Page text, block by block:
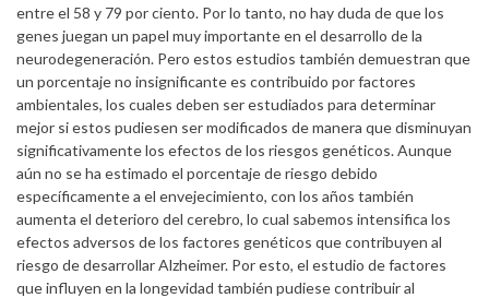
entre el 58 y 79 por ciento. Por lo tanto, no hay duda de que los
genes juegan un papel muy importante en el desarrollo de la
neurodegeneración. Pero estos estudios también demuestran que
un porcentaje no insignificante es contribuido por factores
ambientales, los cuales deben ser estudiados para determinar
mejor si estos pudiesen ser modificados de manera que disminuyan
significativamente los efectos de los riesgos genéticos. Aunque
aún no se ha estimado el porcentaje de riesgo debido
específicamente a el envejecimiento, con los años también
aumenta el deterioro del cerebro, lo cual sabemos intensifica los
efectos adversos de los factores genéticos que contribuyen al
riesgo de desarrollar Alzheimer. Por esto, el estudio de factores
que influyen en la longevidad también pudiese contribuir al